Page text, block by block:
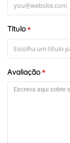
Título*
Avaliação*